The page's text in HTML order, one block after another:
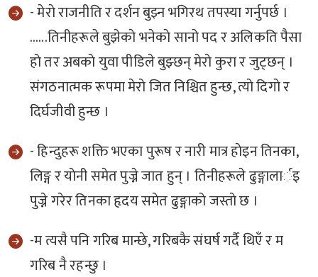
- मेराे राजनीति र दर्शन बुझ्न भगिरथ तपस्या गर्नुपर्छ ।
…...तिनीहरूले बुझेकाे भनेकाे सानाे पद र अलिकति पैसा
हाे तर अबकाे युवा पीडिले बुझ्छन् मेराे कुरा र जुट्छन् ।
संगठनात्मक रूपमा मेराे जित निश्चित हुन्छ, त्याे दिगाे र
दिर्घजीवी हुन्छ ।
- हिन्दुहरू शक्ति भएका पुरूष र नारी मात्र हाेइन तिनका,
लिङ्ग र याेनी समेत पुज्ने जात हुन् । तिनीहरूले ढुङ्गालार्इ
पुज्ने गरेर तिनका हृदय समेत ढुङ्गाकाे जस्ताे छ ।
-म त्यसै पनि गरिब मान्छे, गरिबकै संघर्ष गर्दै थिएँ र म
गरिब नै रहन्छु ।